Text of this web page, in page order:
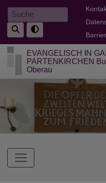
Direkt
zum
Inhalt
Suche
EVANGELISCH IN
PARTENKIRCHEN
Oberau